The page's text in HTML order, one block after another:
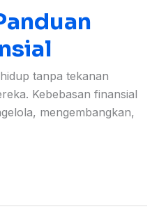
tanpa tekanan
Kebebasan finansial
mengembangkan,